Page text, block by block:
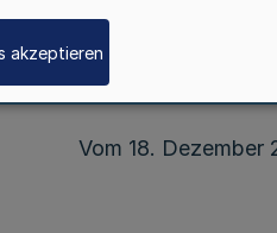
Natur- und
Vom 18. Dezember
akzeptieren